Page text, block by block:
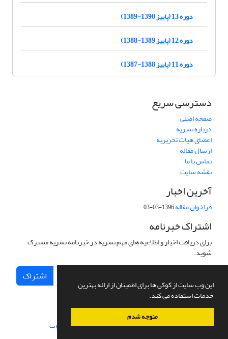
این وب سایت از کوکی ها برای اطمینان از ارائه بهترین
خدمات استفاده می کند.
متوجه شدم
دوره 13 (پاییز 1390-1389)
دوره 12 (پاییز 1389-1388)
دوره 11 (پاییز 1388-1387)
دسترسی سریع
صفحه اصلی
درباره نشریه
اعضای هیات تحریریه
ارسال مقاله
تماس با ما
نقشه سایت
آخرین اخبار
فراخوان مقاله1396-03-03
اشتراک خبرنامه
برای دریافت اخبار و اطلاعیه های مهم نشریه در خبرنامه نشریه مشترک
شوید.
اشتراک
سامانه مدیریت نشریات علمی.طراحی و پیاده سازی از سیناوب